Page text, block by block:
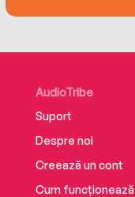
AudioTribe
Suport
Despre noi
Creează un cont
Cum funcționează